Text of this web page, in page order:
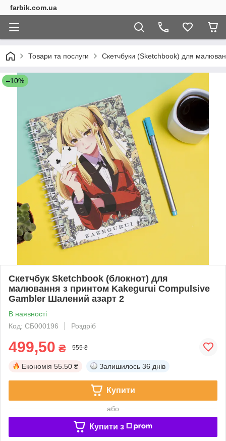
farbik.com.ua
Товари та послуги Скетчбуки (Sketchbook) для
–10%
Скетчбук Sketchbook (блокнот) для
малювання з принтом Kakegurui Compulsive
Gambler Шалений азарт 2
В наявності
Код: СБ000196
Роздріб
499,50 ₴ 555 ₴
Економія 55.50 ₴ Залишилось 36 днів
Купити
або
Купити з